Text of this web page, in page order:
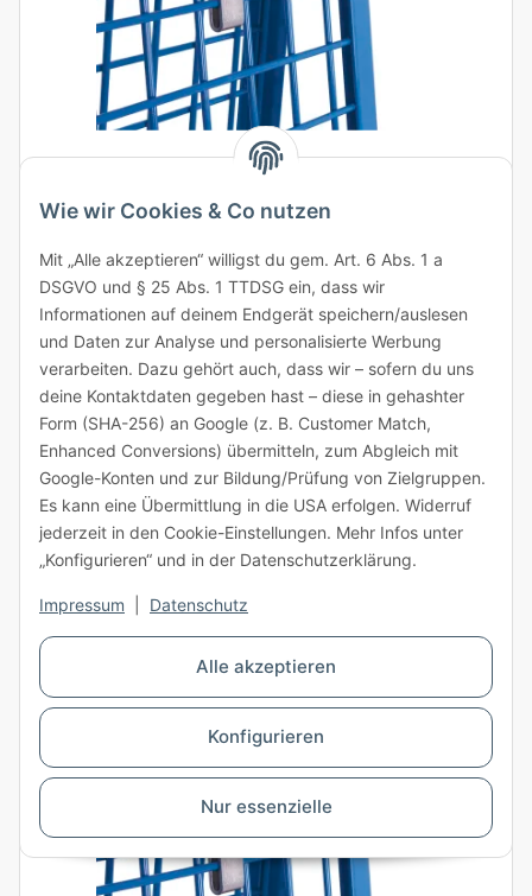
Alle akzeptieren
Konfigurieren
Nur essenzielle
Wie wir Cookies & Co nutzen
Mit „Alle akzeptieren“ willigst du gem. Art. 6 Abs. 1 a
DSGVO und § 25 Abs. 1 TTDSG ein, dass wir
Informationen auf deinem Endgerät speichern/auslesen
und Daten zur Analyse und personalisierte Werbung
verarbeiten. Dazu gehört auch, dass wir – sofern du uns
deine Kontaktdaten gegeben hast – diese in gehashter
Form (SHA-256) an Google (z. B. Customer Match,
Enhanced Conversions) übermitteln, zum Abgleich mit
Google-Konten und zur Bildung/Prüfung von Zielgruppen.
Es kann eine Übermittlung in die USA erfolgen. Widerruf
jederzeit in den Cookie-Einstellungen. Mehr Infos unter
„Konfigurieren“ und in der Datenschutzerklärung.
Impressum Datenschutz
VARIOfit Dornträger kurz - Enzianblau
Artikelnummer: zsw-800.800
Farbe:
Enzianblau
Traglast:
10 kg
ab31,10 €exkl. USt.
ab 4 Stück
Stück
Staffelpreise anzeigen
Summe:1 ×36,50 €=36,50 €
Lieferzeit: 6 - 8 Arbeitstage